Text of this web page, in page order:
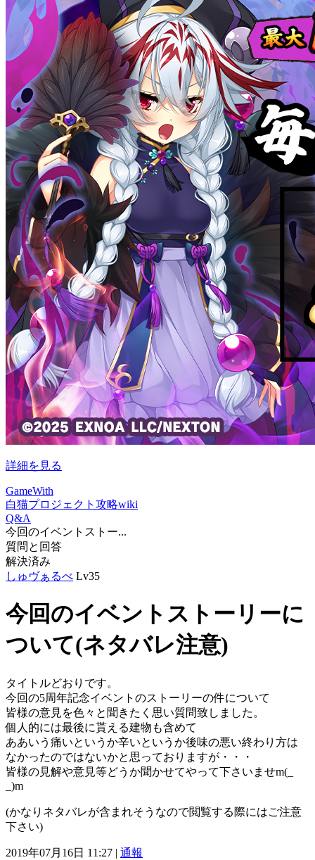
詳細を見る
GameWith
白猫プロジェクト攻略wiki
Q&A
今回のイベントストー...
質問と回答
解決済み
しゅヴぁるべ Lv35
今回のイベントストーリーに
ついて(ネタバレ注意)
タイトルどおりです。
今回の5周年記念イベントのストーリーの件について
皆様の意見を色々と聞きたく思い質問致しました。
個人的には最後に貰える建物も含めて
ああいう痛いというか辛いというか後味の悪い終わり方は
なかったのではないかと思っておりますが・・・
皆様の見解や意見等どうか聞かせてやって下さいませm(_
_)m
(かなりネタバレが含まれそうなので閲覧する際にはご注意
下さい)
2019年07月16日 11:27 | 通報